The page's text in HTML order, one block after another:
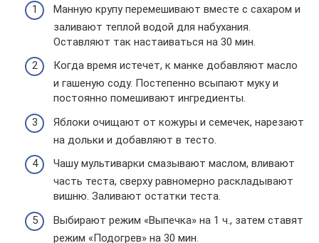
Манную крупу перемешивают вместе с сахаром и
заливают теплой водой для набухания.
Оставляют так настаиваться на 30 мин.
Когда время истечет, к манке добавляют масло
и гашеную соду. Постепенно всыпают муку и
постоянно помешивают ингредиенты.
Яблоки очищают от кожуры и семечек, нарезают
на дольки и добавляют в тесто.
Чашу мультиварки смазывают маслом, вливают
часть теста, сверху равномерно раскладывают
вишню. Заливают остатки теста.
Выбирают режим «Выпечка» на 1 ч., затем ставят
режим «Подогрев» на 30 мин.